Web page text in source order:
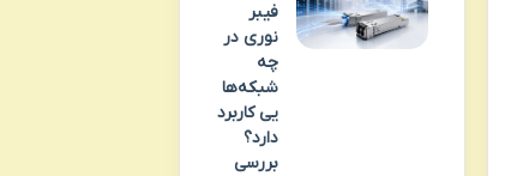
فیبر
نوری در
چه
شبکه‌ها
یی کاربرد
دارد؟
بررسی